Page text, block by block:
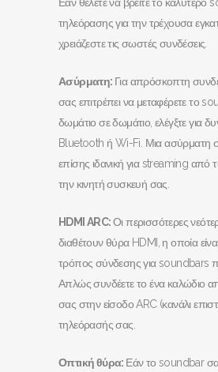
τηλεόρασης για την τρέχουσα
χρειάζεστε τις σωστές συνδέσεις.
Ασύρματη: Για απρόσκοπτη
σας επιτρέπει να μεταφέρετε το
δωμάτιο σε δωμάτιο, ελέγξτε για
Bluetooth ή Wi-Fi. Μια ασύρματη
επίσης ιδανική για streaming από
την κινητή συσκευή σας.
HDMI ARC:Οι περισσότερες
διαθέτουν θύρα HDMI, η οποία
τρόπος σύνδεσης για soundbars
Απλώς συνδέετε το ένα καλώδιο
σας στην είσοδο ARC (κανάλι
τηλεόρασής σας.
Οπτική θύρα: Εάν το soundbar